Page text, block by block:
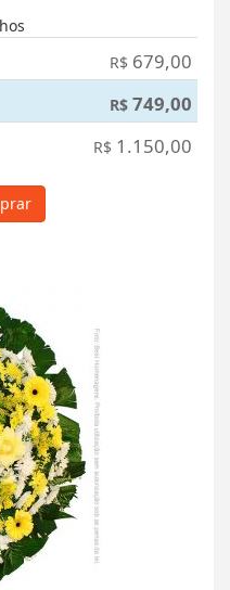
R$ 679,00
R$ 749,00
R$ 1.150,00